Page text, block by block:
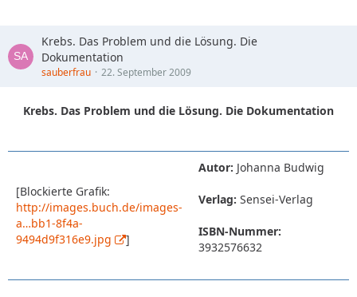
Krebs. Das Problem und die Lösung. Die
Dokumentation
sauberfrau 22. September 2009
Krebs. Das Problem und die Lösung. Die Dokumentation
[Blockierte Grafik:
http://images.buch.de/images-
a…bb1-8f4a-
9494d9f316e9.jpg
]
Autor: Johanna Budwig
Verlag: Sensei-Verlag
ISBN-Nummer:
3932576632